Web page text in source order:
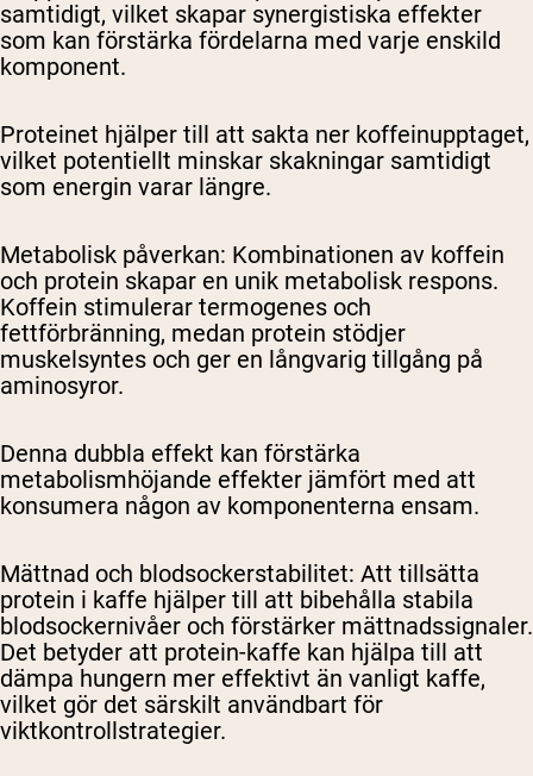
samtidigt, vilket skapar synergistiska effekter
som kan förstärka fördelarna med varje enskild
komponent.
Proteinet hjälper till att sakta ner koffeinupptaget,
vilket potentiellt minskar skakningar samtidigt
som energin varar längre.
Metabolisk påverkan: Kombinationen av koffein
och protein skapar en unik metabolisk respons.
Koffein stimulerar termogenes och
fettförbränning, medan protein stödjer
muskelsyntes och ger en långvarig tillgång på
aminosyror.
Denna dubbla effekt kan förstärka
metabolismhöjande effekter jämfört med att
konsumera någon av komponenterna ensam.
Mättnad och blodsockerstabilitet: Att tillsätta
protein i kaffe hjälper till att bibehålla stabila
blodsockernivåer och förstärker mättnadssignaler.
Det betyder att protein-kaffe kan hjälpa till att
dämpa hungern mer effektivt än vanligt kaffe,
vilket gör det särskilt användbart för
viktkontrollstrategier.